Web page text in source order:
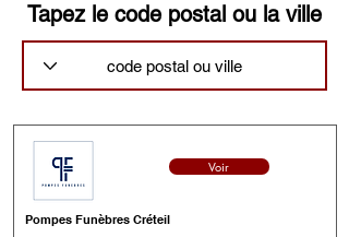
Tapez le code postal ou la ville
Voir
Pompes Funèbres Créteil